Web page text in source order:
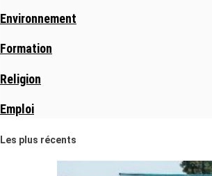
Environnement
Formation
Religion
Emploi
Les plus récents